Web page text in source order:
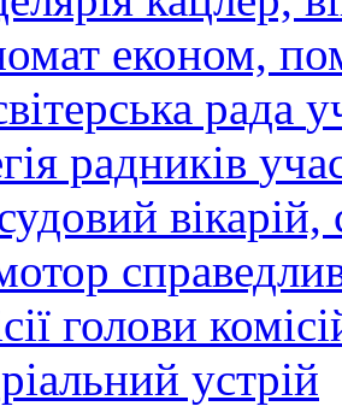
економ,
рада
радників
вікарій,
голови
устрій